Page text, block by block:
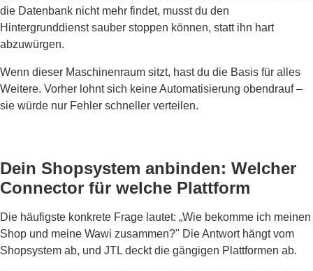
die Datenbank nicht mehr findet, musst du den
Hintergrunddienst sauber stoppen können, statt ihn hart
abzuwürgen.
Wenn dieser Maschinenraum sitzt, hast du die Basis für alles
Weitere. Vorher lohnt sich keine Automatisierung obendrauf –
sie würde nur Fehler schneller verteilen.
Dein Shopsystem anbinden: Welcher
Connector für welche Plattform
Die häufigste konkrete Frage lautet: „Wie bekomme ich meinen
Shop und meine Wawi zusammen?" Die Antwort hängt vom
Shopsystem ab, und JTL deckt die gängigen Plattformen ab.